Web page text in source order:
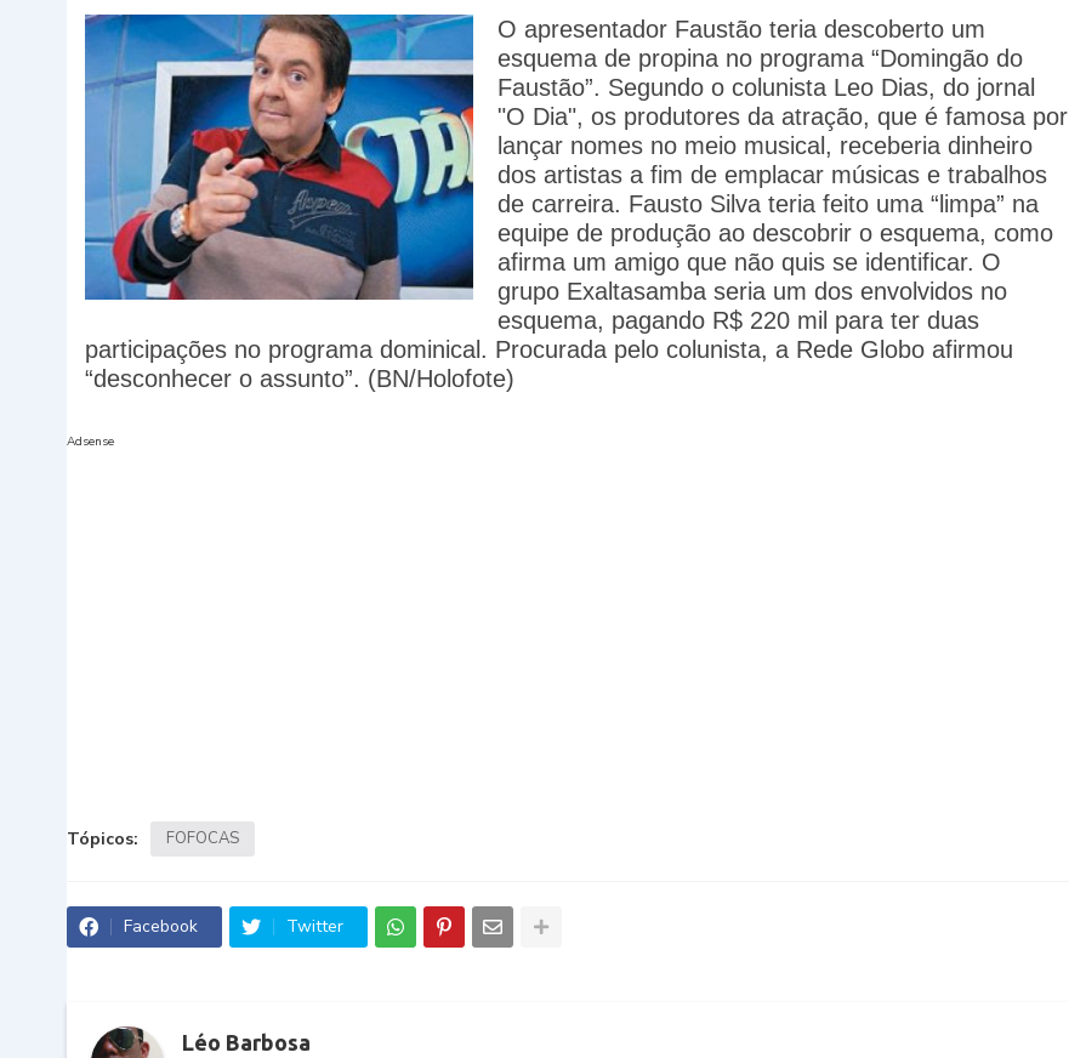
O apresentador Faustão teria descoberto um
esquema de propina no programa “Domingão do
Faustão”. Segundo o colunista Leo Dias, do jornal
"O Dia", os produtores da atração, que é famosa por
lançar nomes no meio musical, receberia dinheiro
dos artistas a fim de emplacar músicas e trabalhos
de carreira. Fausto Silva teria feito uma “limpa” na
equipe de produção ao descobrir o esquema, como
afirma um amigo que não quis se identificar. O
grupo Exaltasamba seria um dos envolvidos no
esquema, pagando R$ 220 mil para ter duas
participações no programa dominical. Procurada pelo colunista, a Rede Globo afirmou
“desconhecer o assunto”. (BN/Holofote)
Adsense
Tópicos: FOFOCAS
Facebook Twitter
Léo Barbosa